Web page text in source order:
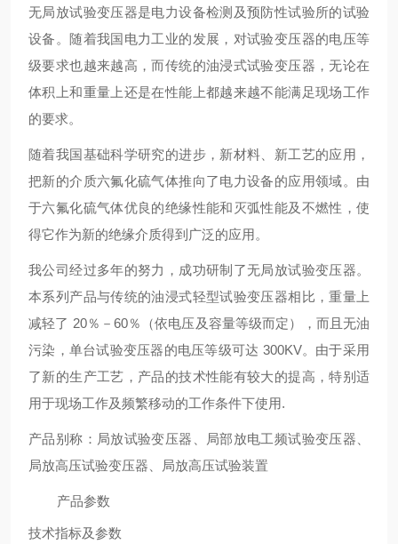
无局放试验变压器是电力设备检测及预防性试验所的试验
设备。随着我国电力工业的发展，对试验变压器的电压等
级要求也越来越高，而传统的油浸式试验变压器，无论在
体积上和重量上还是在性能上都越来越不能满足现场工作
的要求。
随着我国基础科学研究的进步，新材料、新工艺的应用，
把新的介质六氟化硫气体推向了电力设备的应用领域。由
于六氟化硫气体优良的绝缘性能和灭弧性能及不燃性，使
得它作为新的绝缘介质得到广泛的应用。
我公司经过多年的努力，成功研制了无局放试验变压器。
本系列产品与传统的油浸式轻型试验变压器相比，重量上
减轻了 20％－60％（依电压及容量等级而定），而且无油
污染，单台试验变压器的电压等级可达 300KV。由于采用
了新的生产工艺，产品的技术性能有较大的提高，特别适
用于现场工作及频繁移动的工作条件下使用.
产品别称：局放试验变压器、局部放电工频试验变压器、
局放高压试验变压器、局放高压试验装置
产品参数
技术指标及参数